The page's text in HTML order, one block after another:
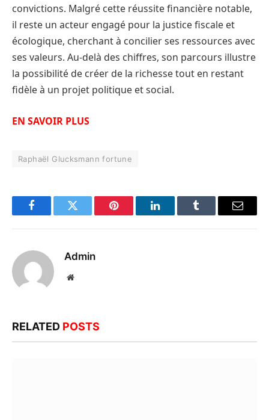
convictions. Malgré cette réussite financière notable,
il reste un acteur engagé pour la justice fiscale et
écologique, cherchant à concilier ses ressources avec
ses valeurs. Au-delà des chiffres, son parcours illustre
la possibilité de créer de la richesse tout en restant
fidèle à un projet politique et social.
EN SAVOIR PLUS
Raphaël Glucksmann fortune
FacebookTwitter Pinterest LinkedInTumblr Email
Admin
Website
RELATED POSTS